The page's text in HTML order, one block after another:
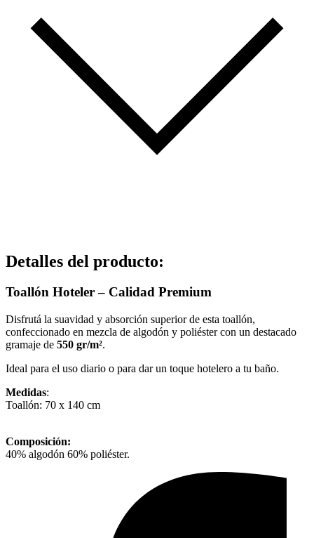
Detalles del producto:
Toallón Hoteler – Calidad Premium
Disfrutá la suavidad y absorción superior de esta toallón,
confeccionado en mezcla de algodón y poliéster con un destacado
gramaje de 550 gr/m².
Ideal para el uso diario o para dar un toque hotelero a tu baño.
Medidas:
Toallón: 70 x 140 cm
Composición:
40% algodón 60% poliéster.